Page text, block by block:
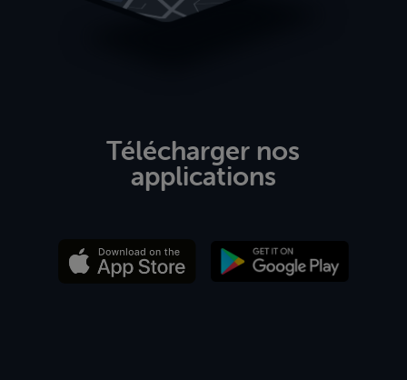
Télécharger nos
applications